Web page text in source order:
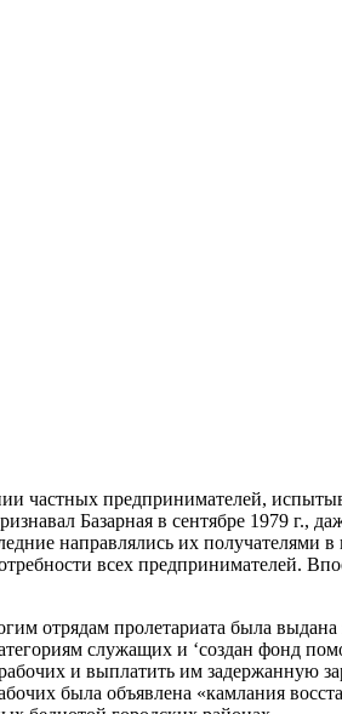
частных предпринимателей,
Базарная в сентябре 1979 г.,
направлялись их получателями в
всех предпринимателей.
отрядам пролетариата была выдана
служащих и ‘создан фонд
и выплатить им задержанную
была объявлена «камлания